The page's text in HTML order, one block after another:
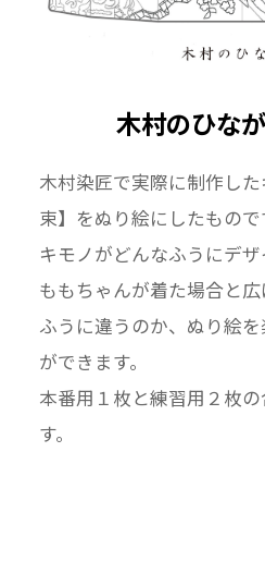
れます。その分業の技
て、プロデューサーの役
◎木村染匠株式会社とは
1946年に創業した、品格
ノを得意とする染匠です
い技術を集結させた美
ら、 安心してお召しいた
式服キモノ、自分を輝か
キモノなど、さまざまな
す。同時に京友禅の周知
木村のひな
木村染匠で実際に制作し
束】をぬり絵にしたもので
キモノがどんなふうにデザ
ももちゃんが着た場合と
ふうに違うのか、ぬり絵
ができます。
本番用１枚と練習用２枚
す。